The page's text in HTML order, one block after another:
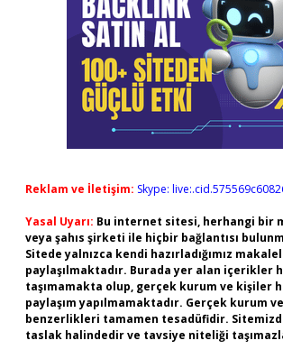
Reklam ve İletişim: Skype:
Yasal Uyarı: Bu internet sitesi, herhangi bir
veya şahıs şirketi ile hiçbir bağlantısı
Sitede yalnızca kendi hazırladığımız
paylaşılmaktadır. Burada yer alan içerikler
taşımamakta olup, gerçek kurum ve kişiler
paylaşım yapılmamaktadır. Gerçek kurum
benzerlikleri tamamen tesadüfidir.
taslak halindedir ve tavsiye niteliği